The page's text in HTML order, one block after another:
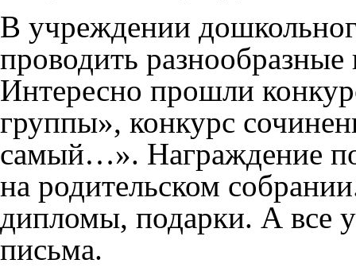
В учреждении
проводить
Интересно прошли
группы», конкурс
самый…». Награждение
на родительском
дипломы, подарки. А все
письма.